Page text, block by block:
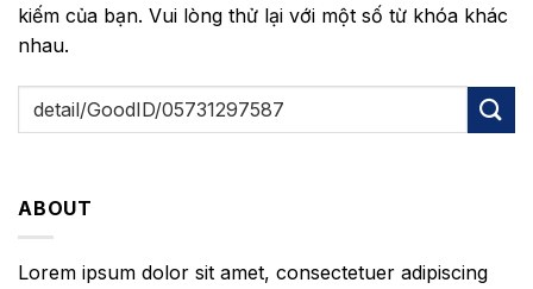
kiếm của bạn. Vui lòng thử lại với một số từ khóa khác
nhau.
ABOUT
Lorem ipsum dolor sit amet, consectetuer adipiscing